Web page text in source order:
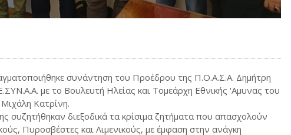
συνάντηση του Προέδρου της Π.Ο.Α.Σ.Α. Δημήτρη
με το Βουλευτή Ηλείας και Τομεάρχη Εθνικής 'Αμυνας του
Κατρίνη.
συζητήθηκαν διεξοδικά τα κρίσιμα ζητήματα που απασχολούν
Πυροσβέστες και Λιμενικούς, με έμφαση στην ανάγκη